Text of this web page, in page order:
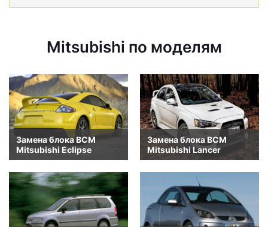
Mitsubishi по моделям
Замена блока BCM
Mitsubishi Eclipse
Замена блока BCM
Mitsubishi Lancer